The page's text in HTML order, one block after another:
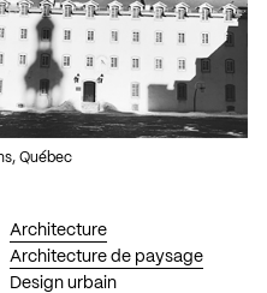
Architecture
Architecture de paysage
Design urbain
Québec